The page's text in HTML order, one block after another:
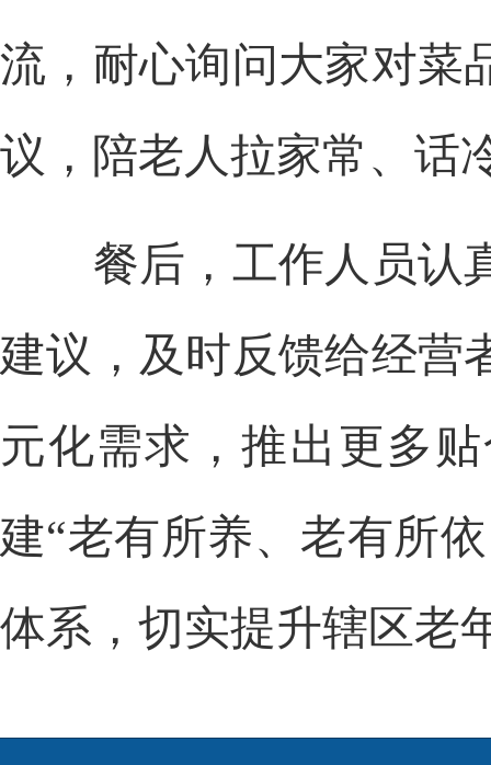
流，耐心询问大家对菜
议，陪老人拉家常、话
餐后，工作人员认真
建议，及时反馈给经营
元化需求，推出更多
建“老有所养、老有所
体系，切实提升辖区老